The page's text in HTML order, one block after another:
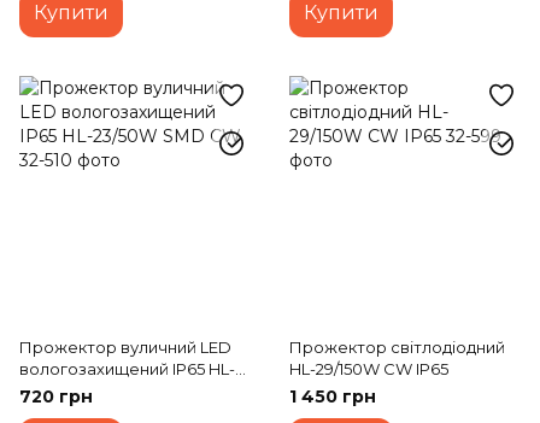
Купити Купити
Прожектор вуличний LED
вологозахищений IP65 HL-
23/50W SMD CW
720 грн
Прожектор світлодіодний
HL-29/150W CW IP65
1 450 грн